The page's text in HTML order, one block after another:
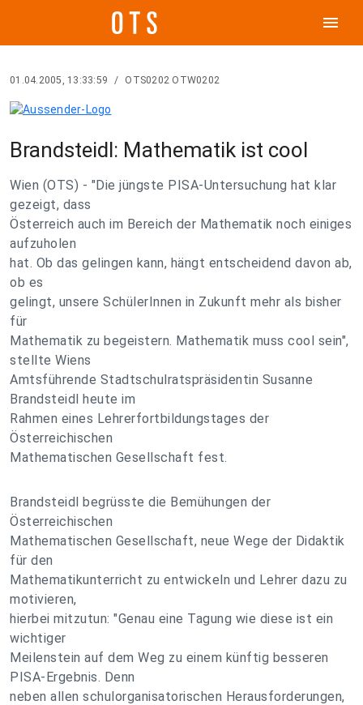
menu
01.04.2005, 13:33:59 / OTS0202 OTW0202
Brandsteidl: Mathematik ist cool
Wien (OTS) - "Die jüngste PISA-Untersuchung hat klar
gezeigt, dass
Österreich auch im Bereich der Mathematik noch einiges
aufzuholen
hat. Ob das gelingen kann, hängt entscheidend davon ab,
ob es
gelingt, unsere SchülerInnen in Zukunft mehr als bisher
für
Mathematik zu begeistern. Mathematik muss cool sein",
stellte Wiens
Amtsführende Stadtschulratspräsidentin Susanne
Brandsteidl heute im
Rahmen eines Lehrerfortbildungstages der
Österreichischen
Mathematischen Gesellschaft fest.
Brandsteidl begrüsste die Bemühungen der
Österreichischen
Mathematischen Gesellschaft, neue Wege der Didaktik
für den
Mathematikunterricht zu entwickeln und Lehrer dazu zu
motivieren,
hierbei mitzutun: "Genau eine Tagung wie diese ist ein
wichtiger
Meilenstein auf dem Weg zu einem künftig besseren
PISA-Ergebnis. Denn
neben allen schulorganisatorischen Herausforderungen,